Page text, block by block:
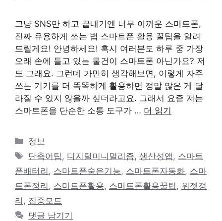
그냥 SNS만 하고 끝내기엔 너무 아까운 스마트폰,
진짜 유용하게 쓰는 법 스마트폰 활용 꿀팁을 알려
드릴게요! 안녕하세요! 혹시 여러분도 하루 중 가장
오래 손에 들고 있는 물건이 스마트폰 아닌가요? 저
도 그래요. 그런데 가만히 생각해보면, 이렇게 자주
쓰는 기기를 더 똑똑하게 활용하면 정말 많은 게 달
라질 수 있지 않을까 싶더라고요. 그래서 요즘 저는
스마트폰을 단순한 소통 도구가 … 더 읽기
카
테
리
정보
태
그
단축어팁 , 디지털미니멀리즘,생산성앱 , 스마트
폰배터리 , 스마트폰숨은기능, 스마트폰자동화, 스마
트폰정리 , 스마트폰활용, 스마트폰활용꿀팁 , 위젯정
리 , 집중모드
댓글 남기기